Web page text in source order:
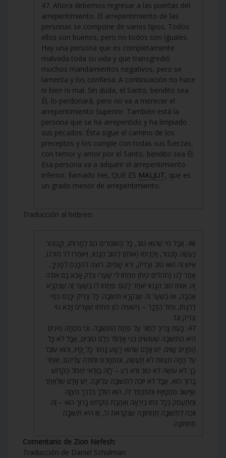
47. Ahora debemos regresar a las puertas del
arrepentimiento. El arrepentimiento de las
personas se compone de varios tipos. Todos
ellos son buenos, pero no todos son iguales.
Hay una persona que es completamente
malvada toda su vida y que transgredió
muchos mandamientos negativos, pero se
lamenta y los confiesa. A continuación no hace
ni bien ni mal. Sin duda, el Santo, bendito sea
Él, lo perdonará, pero no va a merecer el
arrepentimiento Superior. También está la
persona que se ha arrepentido y ha limpiado
sus pecados. Ésta sigue el camino de los
preceptos y los cumple con todas sus fuerzas,
con temor y amor por el Santo, bendito sea Él.
Esa persona va a adquirir el arrepentimiento
inferior, llamado Hei, QUE ES MALJUT, que es
un grado menor de arrepentimiento.
Traducción al hebreo:
46. אֲבָל מִי שֶׁהוּא טוֹב, כָּל הַשּׁוֹמְרִים הֵם לְמָרוּתוֹ, וְקָטֵגוֹר
נַעֲשֶׂה סָנֵגוֹר, וְיַכְנִיסוּ (אוֹתוֹ) לַטּוֹב הַגָּנוּז, וְיֹאמְרוּ לוֹ: מוֹרֵנוּ,
אִישׁ זֶה הוּא טוֹב וְצַדִּיק, יְרֵא שָׁמַיִם, רוֹצֶה לְהִכָּנֵס לְפָנֶיךָ,
אָמַר לָנוּ (תהלים קיח) פִּתְחוּ לִי שַׁעֲרֵי צֶדֶק אָבֹא בָם אוֹדֶה
יָהּ. אוֹתוֹ טוֹב הַגָּנוּז יֹאמַר לָהֶם: פִּתְחוּ לוֹ בְּשַׁעַר זֶה שֶׁנִּקְרָא
אַהֲבָה, אוֹ בְּשַׁעַר זֶה שֶׁנִּקְרָא תְּשׁוּבָה. כָּל צַדִּיק יִכָּנֵס כְּפִי
דַרְגָּתוֹ, וְסוֹד הַדָּבָר – (ישעיה כו) פִּתְחוּ שְׁעָרִים וְיָבֹא גוֹי
צַדִּיק וְגוֹ’.
47. כָּעֵת צָרִיךְ לַחֲזֹר עַל פֶּתַח הַתְּשׁוּבָה. וְכִי מִכַּמָּה מִינִים
הִיא הַתְּשׁוּבָה שֶׁעוֹשִׂים בְּנֵי אָדָם? כֻּלָּם טוֹבִים, אֲבָל לֹא כָּל
הַפָּנִים שָׁוִים. יֵשׁ אָדָם שֶׁהוּא רָשָׁע גָּמוּר כָּל יָמָיו, וְהוּא עוֹבֵר
עַל כַּמָּה מִצְווֹת לֹא תַעֲשֶׂה, וּמִתְחָרֵט וּמוֹדֶה עֲלֵיהֶם, וְאַחַר
כָּךְ לֹא עוֹשֶׂה לֹא טוֹב וְלֹא רַע – לָזֶה בְּוַדַּאי יִמְחֹל הַקָּדוֹשׁ
בָּרוּךְ הוּא, אֲבָל לֹא יִזְכֶּה לִתְשׁוּבָה עֶלְיוֹנָה. יֵשׁ אָדָם שֶׁלְּאַחַר
שֶׁיָּשׁוּב מֵחֲטָאָיו וּמִתְכַּפֵּר לוֹ, הוּא הוֹלֵךְ בְּדֶרֶךְ מִצְוָה
וּמִתְעַסֵּק בְּכָל כֹּחוֹ בְּיִרְאָה וְאַהֲבַת הַקָּדוֹשׁ בָּרוּךְ הוּא – זֶה
זוֹכֶה לִתְשׁוּבָה תַחְתּוֹנָה שֶׁנִּקְרֵאת ה’, וְזוֹ הִיא תְּשׁוּבָה
תַחְתּוֹנָה.
Comentario de Zion Nefesh:
Traducción de Daniel Schulman